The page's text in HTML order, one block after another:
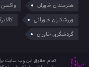
هنرمندان خاوران
واکسن
ورزشکاران خاورانی
گردشگری خاوران
تمام حقوق این وب سایت